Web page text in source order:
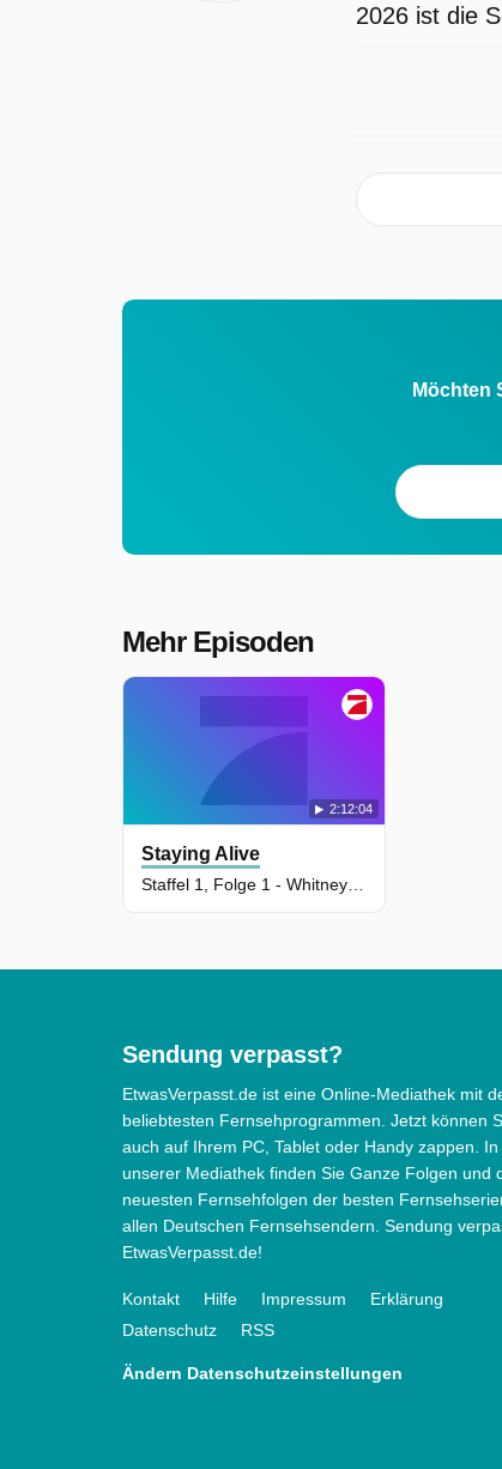
2026 ist die
Möchten
Mehr Episoden
2:12:04
Staying Alive
Sendung verpasst?
EtwasVerpasst.de ist eine Online-Mediathek mit
beliebtesten Fernsehprogrammen. Jetzt können
auch auf Ihrem PC, Tablet oder Handy zappen. In
unserer Mediathek finden Sie Ganze Folgen und
neuesten Fernsehfolgen der besten
allen Deutschen Fernsehsendern. Sendung
EtwasVerpasst.de!
Kontakt Hilfe Impressum
Erklärung
Datenschutz
RSS
Ändern Datenschutzeinstellungen